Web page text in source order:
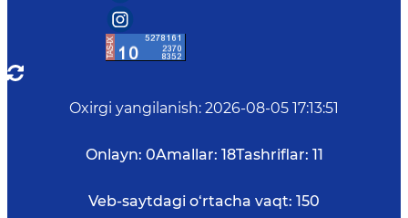
Oxirgi yangilanish: 2026-08-05 17:13:51
Onlayn: 0Amallar: 18Tashriflar: 11
Veb-saytdagi o‘rtacha vaqt: 150